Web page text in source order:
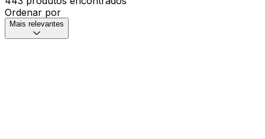
Ordenar por
Mais relevantes